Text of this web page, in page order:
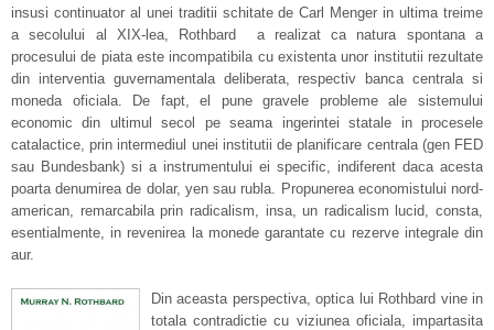
insusi continuator al unei traditii schitate de Carl Menger in ultima treime
a secolului al XIX-lea, Rothbard a realizat ca natura spontana a
procesului de piata este incompatibila cu existenta unor institutii rezultate
din interventia guvernamentala deliberata, respectiv banca centrala si
moneda oficiala. De fapt, el pune gravele probleme ale sistemului
economic din ultimul secol pe seama ingerintei statale in procesele
catalactice, prin intermediul unei institutii de planificare centrala (gen FED
sau Bundesbank) si a instrumentului ei specific, indiferent daca acesta
poarta denumirea de dolar, yen sau rubla. Propunerea economistului nord-
american, remarcabila prin radicalism, insa, un radicalism lucid, consta,
esentialmente, in revenirea la monede garantate cu rezerve integrale din
aur.
Din aceasta perspectiva, optica lui Rothbard vine in
totala contradictie cu viziunea oficiala, impartasita